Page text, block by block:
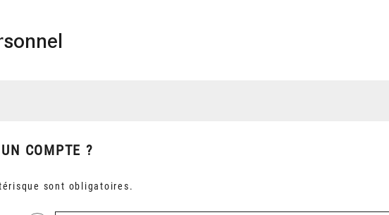
COMPTE ?
sont obligatoires.